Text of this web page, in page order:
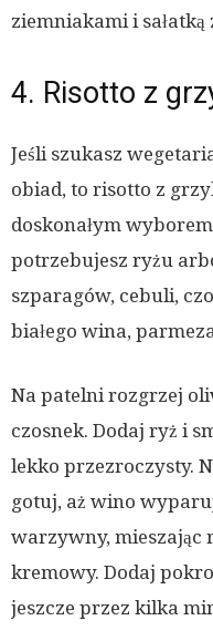
ziemniakami i sałatką
4. Risotto z
Jeśli szukasz
obiad, to risotto z
doskonałym
potrzebujesz ryżu
szparagów, cebuli,
białego wina,
Na patelni rozgrzej
czosnek. Dodaj ryż i
lekko przezroczysty.
gotuj, aż wino
warzywny, mieszając
kremowy. Dodaj
jeszcze przez kilka